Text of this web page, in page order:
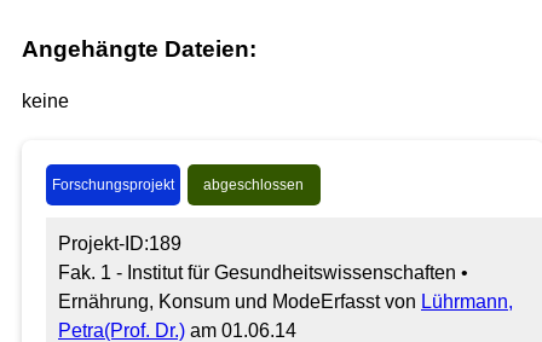
Angehängte Dateien:
keine
Forschungsprojekt abgeschlossen
Projekt-ID:189
Fak. 1 - Institut für Gesundheitswissenschaften •
Ernährung, Konsum und ModeErfasst von Lührmann,
Petra(Prof. Dr.) am 01.06.14